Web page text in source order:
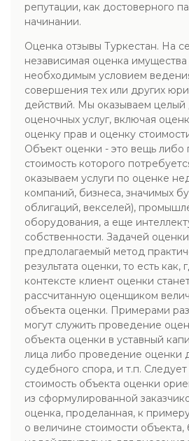
репутации, как достоверного
начинании.
Оценка отзывы Туркестан. На
независимая оценка имущества
необходимым условием
совершения тех или других
действий. Мы оказываем целый
оценочных услуг, включая
оценку прав и оценку
Объект оценки - это вещь либо
стоимость которого
оказываем услуги по оценке
компаний, бизнеса, значимых
облигаций, векселей),
оборудования, а еще
собственности. Задачей
предполагаемый метод
результата оценки, то есть как,
контексте клиент оценки
рассчитанную оценщиком
объекта оценки. Примерами
могут служить проведение
объекта оценки в уставный
лица либо проведение оценки
судебного спора, и т.п.
стоимость объекта оценки
из сформулированной
оценка, проделанная, к
о величине стоимости объекта,